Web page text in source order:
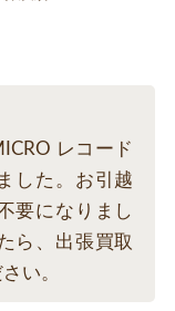
レコード
した。お引越
要になりまし
ら、出張買取
い。